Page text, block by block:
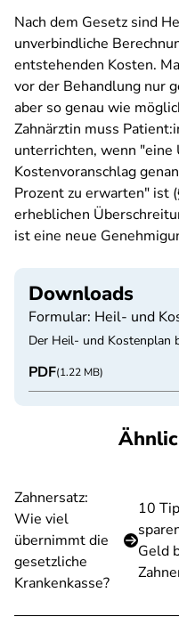
Nach dem Gesetz sind
unverbindliche
entstehenden Kosten.
vor der Behandlung nur
aber so genau wie
Zahnärztin muss
unterrichten, wenn "eine
Kostenvoranschlag
Prozent zu erwarten" ist
erheblichen
ist eine neue
Downloads
Formular: Heil- und
Der Heil- und Kostenplan
PDF(1.22 MB)
Zahnersatz:
Wie viel
übernimmt die
gesetzliche
Krankenkasse?
10
Geld